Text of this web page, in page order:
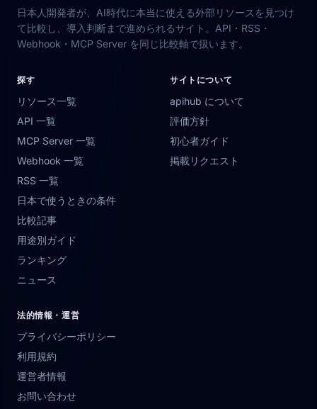
日本人開発者が、AI時代に本当に使える外部リソースを見つけ
て比較し、導入判断まで進められるサイト。API・RSS・
Webhook・MCP Server を同じ比較軸で扱います。
探す
リソース一覧
API 一覧
MCP Server 一覧
Webhook 一覧
RSS 一覧
日本で使うときの条件
比較記事
用途別ガイド
ランキング
ニュース
サイトについて
apihub について
評価方針
初心者ガイド
掲載リクエスト
法的情報・運営
プライバシーポリシー
利用規約
運営者情報
お問い合わせ